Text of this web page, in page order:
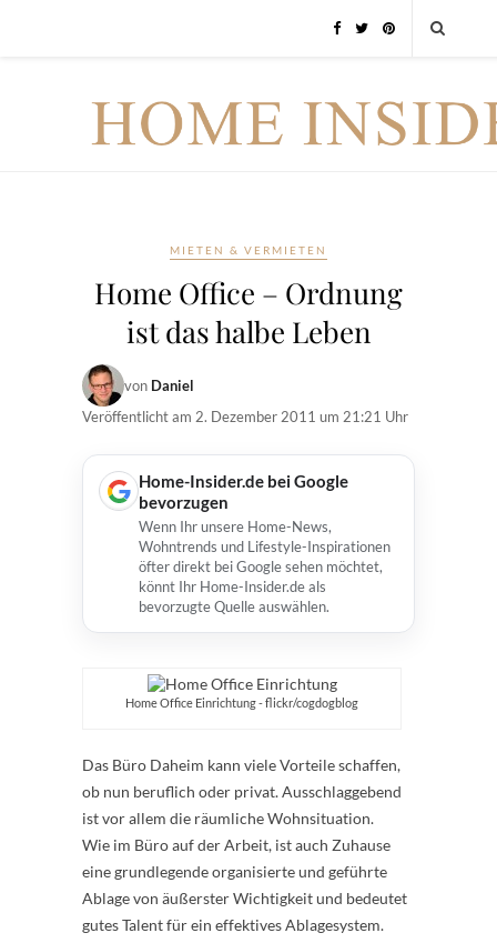
MIETEN & VERMIETEN
Home Office – Ordnung
ist das halbe Leben
von Daniel
Veröffentlicht am 2. Dezember 2011 um 21:21 Uhr
Home-Insider.de bei Google
bevorzugen
Wenn Ihr unsere Home-News,
Wohntrends und Lifestyle-Inspirationen
öfter direkt bei Google sehen möchtet,
könnt Ihr Home-Insider.de als
bevorzugte Quelle auswählen.
Home Office Einrichtung - flickr/cogdogblog
Das Büro Daheim kann viele Vorteile schaffen,
ob nun beruflich oder privat. Ausschlaggebend
ist vor allem die räumliche Wohnsituation.
Wie im Büro auf der Arbeit, ist auch Zuhause
eine grundlegende organisierte und geführte
Ablage von äußerster Wichtigkeit und bedeutet
gutes Talent für ein effektives Ablagesystem.